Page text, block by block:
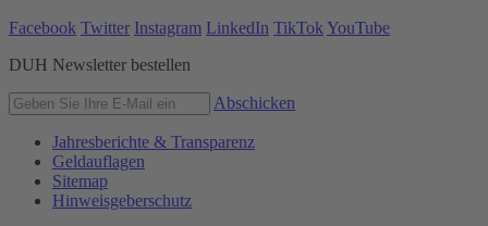
Facebook Twitter Instagram LinkedIn TikTok YouTube
DUH Newsletter bestellen
Abschicken
Jahresberichte & Transparenz
Geldauflagen
Sitemap
Hinweisgeberschutz